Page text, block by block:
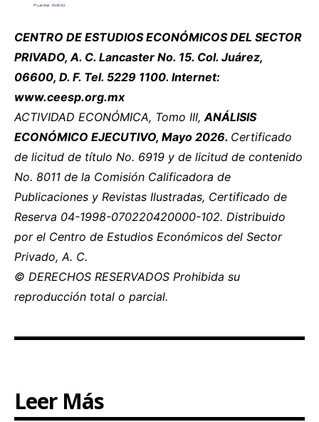
CENTRO DE ESTUDIOS ECONÓMICOS DEL SECTOR
PRIVADO, A. C. Lancaster No. 15. Col. Juárez,
06600, D. F. Tel. 5229 1100. Internet:
www.ceesp.org.mx
ACTIVIDAD ECONÓMICA, Tomo III, ANÁLISIS
ECONÓMICO EJECUTIVO, Mayo 2026. Certificado
de licitud de título No. 6919 y de licitud de contenido
No. 8011 de la Comisión Calificadora de
Publicaciones y Revistas Ilustradas, Certificado de
Reserva 04-1998-070220420000-102. Distribuido
por el Centro de Estudios Económicos del Sector
Privado, A. C.
© DERECHOS RESERVADOS Prohibida su
reproducción total o parcial.
Leer Más